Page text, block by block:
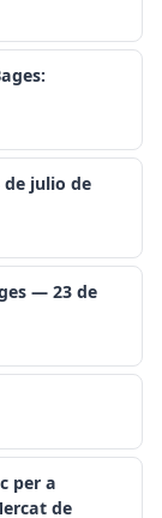
de julio de
— 23 de
per a
de